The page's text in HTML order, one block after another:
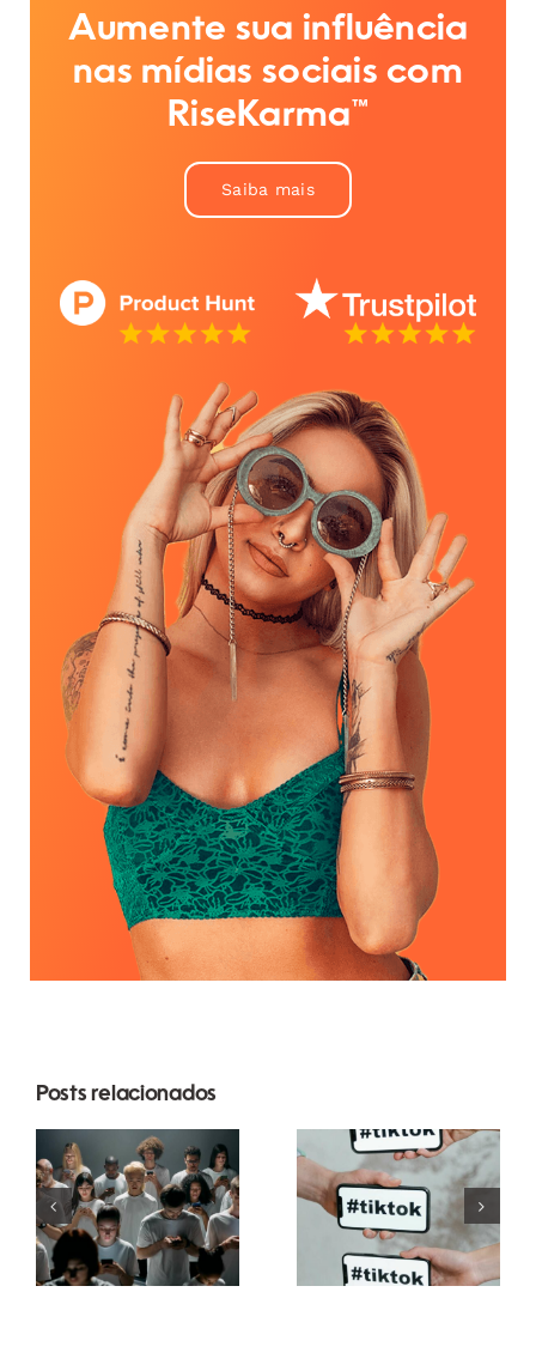
Aumente sua influência
nas mídias sociais com
RiseKarma™
Saiba mais
Posts relacionados
Dicas para
criar
anúncios
incríveis no
Facebook
que
Melhores
configurações
de
privacidade
do TikTok